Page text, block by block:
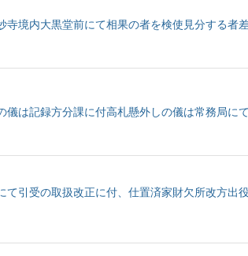
寺境内大黒堂前にて相果の者を検使見分する
儀は記録方分課に付高札懸外しの儀は常務局
て引受の取扱改正に付、仕置済家財欠所改方出